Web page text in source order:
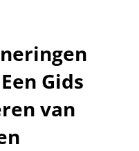
Gids
van